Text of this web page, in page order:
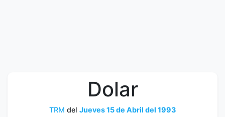
Dolar
TRM del Jueves 15 de Abril del 1993